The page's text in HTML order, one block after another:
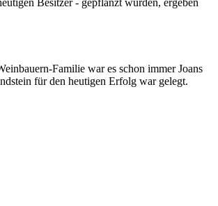
Besitzer - gepflanzt wurden, ergeben
Familie war es schon immer Joans
für den heutigen Erfolg war gelegt.